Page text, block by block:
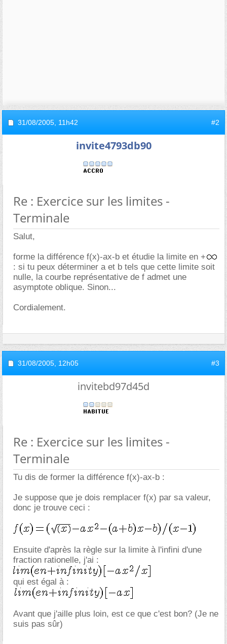
31/08/2005, 11h42 #2
invite4793db90
Re : Exercice sur les limites -
Terminale
Salut,
forme la différence f(x)-ax-b et étudie la limite en +
: si tu peux déterminer a et b tels que cette limite soit
nulle, la courbe représentative de f admet une
asymptote oblique. Sinon...
Cordialement.
31/08/2005, 12h05 #3
invitebd97d45d
Re : Exercice sur les limites -
Terminale
Tu dis de former la différence f(x)-ax-b :
Je suppose que je dois remplacer f(x) par sa valeur,
donc je trouve ceci :
Ensuite d'après la règle sur la limite à l'infini d'une
fraction rationelle, j'ai :
qui est égal à :
Avant que j'aille plus loin, est ce que c'est bon? (Je ne
suis pas sûr)